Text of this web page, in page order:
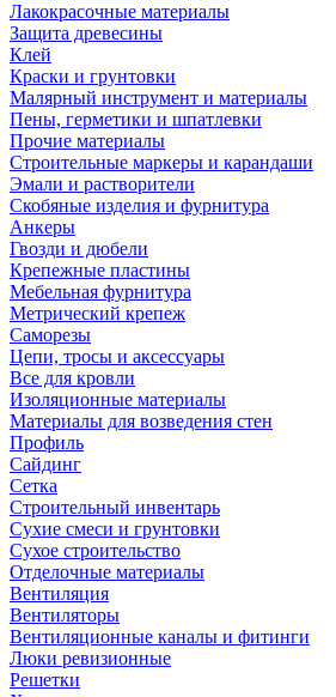
Лакокрасочные материалы
Защита древесины
Клей
Краски и грунтовки
Малярный инструмент и материалы
Пены, герметики и шпатлевки
Прочие материалы
Строительные маркеры и карандаши
Эмали и растворители
Скобяные изделия и фурнитура
Анкеры
Гвозди и дюбели
Крепежные пластины
Мебельная фурнитура
Метрический крепеж
Саморезы
Цепи, тросы и аксессуары
Все для кровли
Изоляционные материалы
Материалы для возведения стен
Профиль
Сайдинг
Сетка
Строительный инвентарь
Сухие смеси и грунтовки
Сухое строительство
Отделочные материалы
Вентиляция
Вентиляторы
Вентиляционные каналы и фитинги
Люки ревизионные
Решетки